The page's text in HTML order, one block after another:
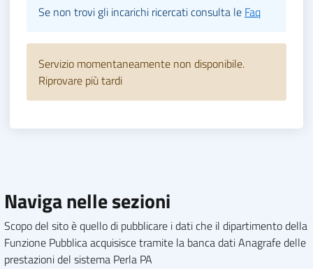
Se non trovi gli incarichi ricercati consulta le Faq
Servizio momentaneamente non disponibile.
Riprovare più tardi
Naviga nelle sezioni
Scopo del sito è quello di pubblicare i dati che il dipartimento della
Funzione Pubblica acquisisce tramite la banca dati Anagrafe delle
prestazioni del sistema Perla PA